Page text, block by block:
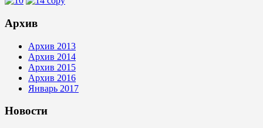
Архив
Архив 2013
Архив 2014
Архив 2015
Архив 2016
Январь 2017
Новости